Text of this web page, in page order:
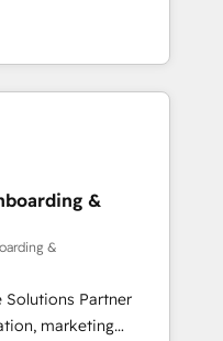
With 125+
most certified
& French.
ready to
We specialize
and
Salesforce, NetSuite,
fragmented
operations and
and custom
stack. - Custom
funnel automation.
and lead
&
&
Solutions Partner
marketing